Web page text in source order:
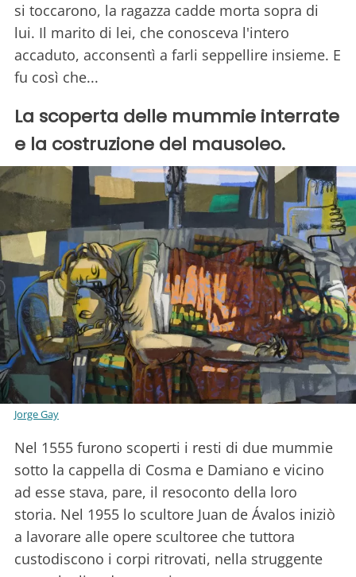
si toccarono, la ragazza cadde morta sopra di
lui. Il marito di lei, che conosceva l'intero
accaduto, acconsentì a farli seppellire insieme. E
fu così che...
La scoperta delle mummie interrate
e la costruzione del mausoleo.
Jorge Gay
Nel 1555 furono scoperti i resti di due mummie
sotto la cappella di Cosma e Damiano e vicino
ad esse stava, pare, il resoconto della loro
storia. Nel 1955 lo scultore Juan de Ávalos iniziò
a lavorare alle opere scultoree che tuttora
custodiscono i corpi ritrovati, nella struggente